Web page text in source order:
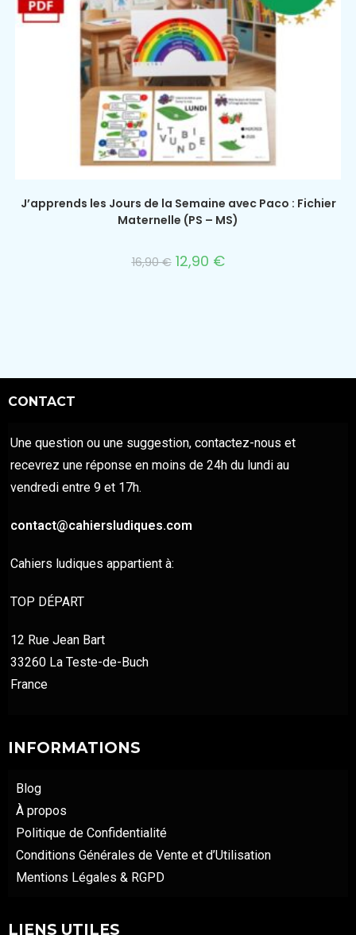
J’apprends les Jours de la Semaine avec Paco : Fichier
Maternelle (PS – MS)
16,90€ 12,90 €
CONTACT
Une question ou une suggestion, contactez-nous et
recevrez une réponse en moins de 24h du lundi au
vendredi entre 9 et 17h.
contact@cahiersludiques.com
Cahiers ludiques appartient à:
TOP DÉPART
12 Rue Jean Bart
33260 La Teste-de-Buch
France
INFORMATIONS
Blog
À propos
Politique de Confidentialité
Conditions Générales de Vente et d’Utilisation
Mentions Légales & RGPD
LIENS UTILES